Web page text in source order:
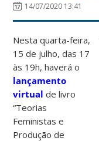
14/07/2020 13:41
Nesta quarta-feira,
15 de julho, das 17
às 19h, haverá o
lançamento
virtual de livro
“Teorias
Feministas e
Produção de